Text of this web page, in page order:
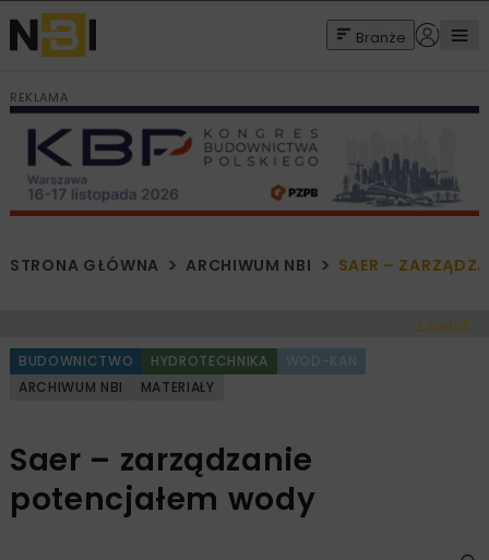
Branże
REKLAMA
STRONA GŁÓWNA ARCHIWUM NBI SAER –
< Cofnij
BUDOWNICTWO HYDROTECHNIKA
WOD-KAN
ARCHIWUM NBI
MATERIAŁY
Saer – zarządzanie
potencjałem wody